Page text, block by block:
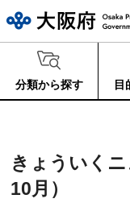
分類から探す 目
きょういく
10月）